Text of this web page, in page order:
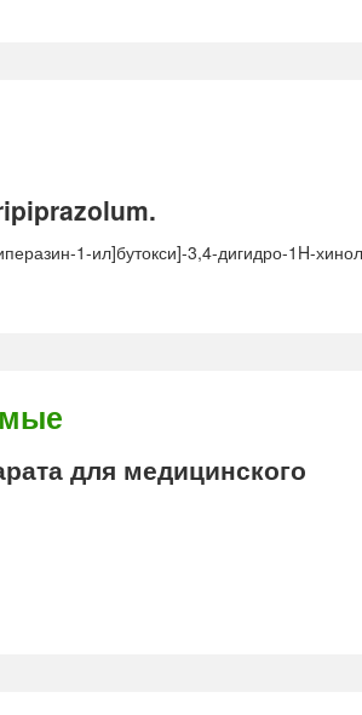
1-ил]бутокси]-3,4-дигидро-1H-
для медицинского